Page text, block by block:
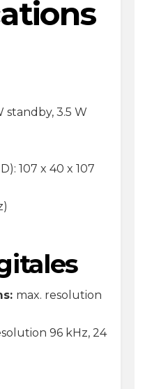
standby, 3.5 W
107 x 40 x 107
max. resolution
96 kHz, 24